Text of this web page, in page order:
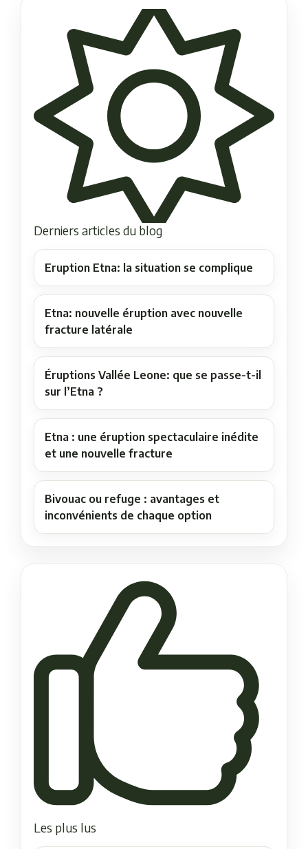
Derniers articles du blog
Eruption Etna: la situation se complique
Etna: nouvelle éruption avec nouvelle
fracture latérale
Éruptions Vallée Leone: que se passe-t-il
sur l’Etna ?
Etna : une éruption spectaculaire inédite
et une nouvelle fracture
Bivouac ou refuge : avantages et
inconvénients de chaque option
Les plus lus